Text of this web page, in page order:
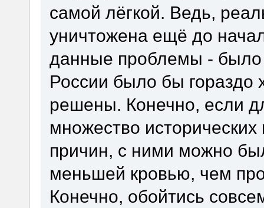
самой лёгкой. Ведь,
уничтожена ещё до
данные проблемы -
России было бы гораздо
решены. Конечно, если
множество
причин, с ними можно
меньшей кровью, чем
Конечно, обойтись